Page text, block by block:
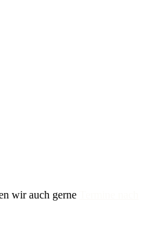
wir auch gerne